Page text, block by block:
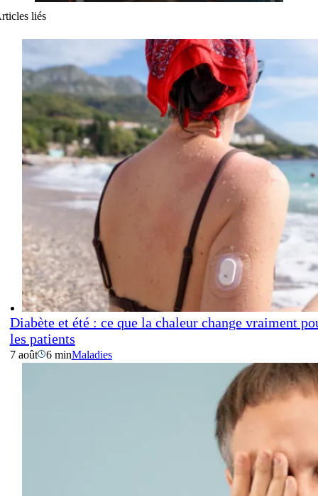
liés
Diabète et été : ce que la chaleur change vraiment
les patients
7 août 6 minMaladies